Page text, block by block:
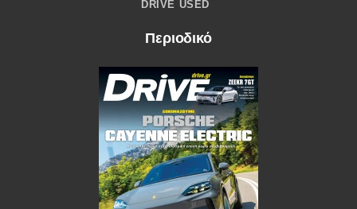
DRIVE USED
Περιοδικό